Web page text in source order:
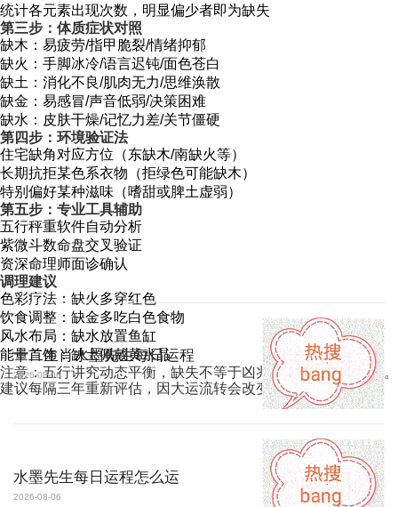
统计各元素出现次数，明显偏少者即为缺失
第三步：体质症状对照
缺木：易疲劳/指甲脆裂/情绪抑郁
缺火：手脚冰冷/语言迟钝/面色苍白
缺土：消化不良/肌肉无力/思维涣散
缺金：易感冒/声音低弱/决策困难
缺水：皮肤干燥/记忆力差/关节僵硬
第四步：环境验证法
住宅缺角对应方位（东缺木/南缺火等）
长期抗拒某色系衣物（拒绿色可能缺木）
特别偏好某种滋味（嗜甜或脾土虚弱）
第五步：专业工具辅助
五行秤重软件自动分析
紫微斗数命盘交叉验证
资深命理师面诊确认
调理建议
色彩疗法：缺火多穿红色
饮食调整：缺金多吃白色食物
风水布局：缺水放置鱼缸
能量首饰：缺土佩戴黄水晶
注意：五行讲究动态平衡，缺失不等于凶兆，关键在适度调和。
建议每隔三年重新评估，因大运流转会改变五行需求。
十二生肖水墨先生每日运程
2026-08-06
水墨先生每日运程怎么运
2026-08-06